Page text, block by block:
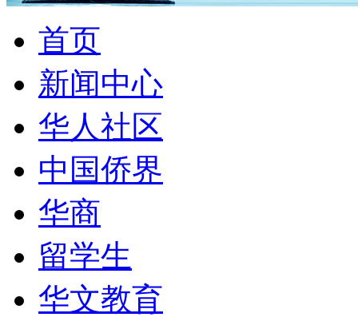
首页
新闻中心
华人社区
中国侨界
华商
留学生
华文教育